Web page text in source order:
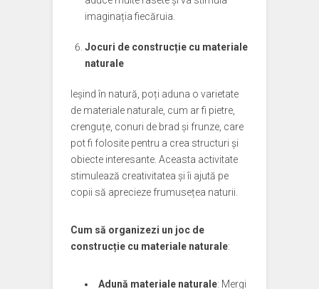
imaginația fiecăruia.
Jocuri de construcție cu materiale
naturale
Ieșind în natură, poți aduna o varietate
de materiale naturale, cum ar fi pietre,
crenguțe, conuri de brad și frunze, care
pot fi folosite pentru a crea structuri și
obiecte interesante. Aceasta activitate
stimulează creativitatea și îi ajută pe
copii să aprecieze frumusețea naturii.
Cum să organizezi un joc de
construcție cu materiale naturale:
Adună materiale naturale: Mergi